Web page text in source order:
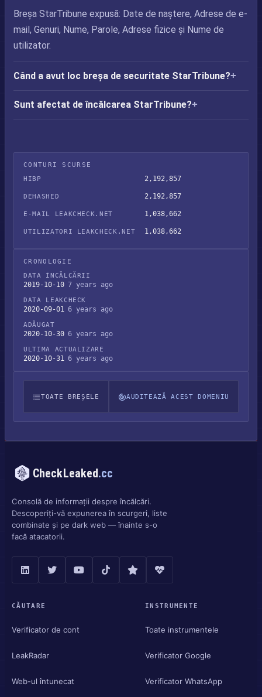
Breșa StarTribune expusă: Date de naștere, Adrese de e-
mail, Genuri, Nume, Parole, Adrese fizice și Nume de
utilizator.
Când a avut loc breșa de securitate StarTribune?
Sunt afectat de încălcarea StarTribune?
CONTURI SCURSE
HIBP
2,192,857
DEHASHED 2,192,857
E-MAIL LEAKCHECK.NET 1,038,662
UTILIZATORI LEAKCHECK.NET 1,038,662
CRONOLOGIE
DATA ÎNCĂLCĂRII
2019-10-10 7 years ago
DATA LEAKCHECK
2020-09-01 6 years ago
ADĂUGAT
2020-10-30 6 years ago
ULTIMA ACTUALIZARE
2020-10-31 6 years ago
TOATE BREȘELE AUDITEAZĂ ACEST DOMENIU
CheckLeaked.cc
Consolă de informații despre încălcări.
Descoperiți-vă expunerea în scurgeri, liste
combinate și pe dark web — înainte s-o
facă atacatorii.
CĂUTARE
Verificator de cont
LeakRadar
Web-ul întunecat
INSTRUMENTE
Toate instrumentele
Verificator Google
Verificator WhatsApp